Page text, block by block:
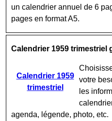
un calendrier annuel de 6
pages en format A5.
Calendrier 1959 trimestriel
Calendrier 1959
trimestriel
votre
les
agenda, légende, photo, etc.